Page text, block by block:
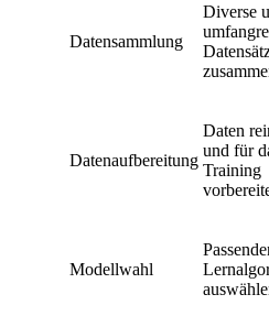
Datensammlung
Diverse
Datenaufbereitung
Daten
und für
Training
Modellwahl